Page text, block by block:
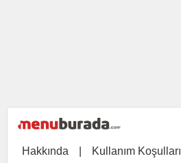
Hakkında Kullanım Koşulları